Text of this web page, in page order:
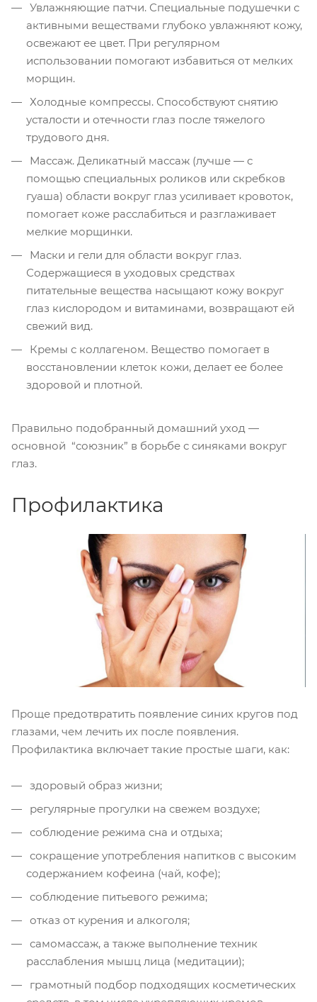
Увлажняющие патчи. Специальные подушечки с
активными веществами глубоко увлажняют кожу,
освежают ее цвет. При регулярном
использовании помогают избавиться от мелких
морщин.
Холодные компрессы. Способствуют снятию
усталости и отечности глаз после тяжелого
трудового дня.
Массаж. Деликатный массаж (лучше — с
помощью специальных роликов или скребков
гуаша) области вокруг глаз усиливает кровоток,
помогает коже расслабиться и разглаживает
мелкие морщинки.
Маски и гели для области вокруг глаз.
Содержащиеся в уходовых средствах
питательные вещества насыщают кожу вокруг
глаз кислородом и витаминами, возвращают ей
свежий вид.
Кремы с коллагеном. Вещество помогает в
восстановлении клеток кожи, делает ее более
здоровой и плотной.
Правильно подобранный домашний уход —
основной “союзник” в борьбе с синяками вокруг
глаз.
Профилактика
Проще предотвратить появление синих кругов под
глазами, чем лечить их после появления.
Профилактика включает такие простые шаги, как:
здоровый образ жизни;
регулярные прогулки на свежем воздухе;
соблюдение режима сна и отдыха;
сокращение употребления напитков с высоким
содержанием кофеина (чай, кофе);
соблюдение питьевого режима;
отказ от курения и алкоголя;
самомассаж, а также выполнение техник
расслабления мышц лица (медитации);
грамотный подбор подходящих косметических